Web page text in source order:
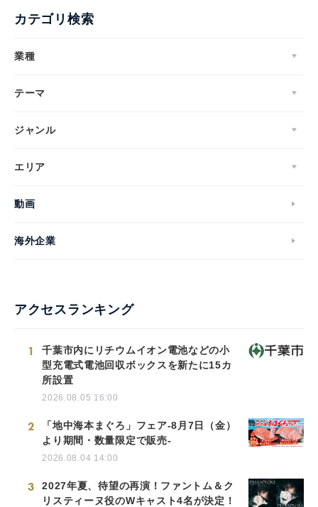
カテゴリ検索
業種
テーマ
ジャンル
エリア
動画
海外企業
アクセスランキング
1
千葉市内にリチウムイオン電池などの小
型充電式電池回収ボックスを新たに15カ
所設置
2026.08.05 16:00
2
「地中海本まぐろ」フェア-8月7日（金）
より期間・数量限定で販売-
2026.08.04 14:00
3
2027年夏、待望の再演！ファントム＆ク
リスティーヌ役のWキャスト4名が決定！